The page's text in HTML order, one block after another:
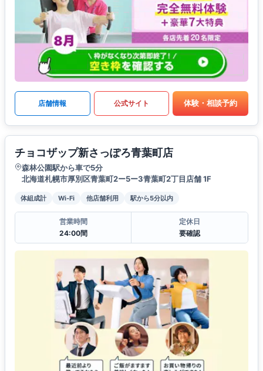
店舗情報 公式サイト 体験・相談予約
チョコザップ新さっぽろ青葉町店
森林公園駅から車で5分
北海道札幌市厚別区青葉町2ー5ー3青葉町2丁目店舗 1F
体組成計 Wi-Fi 他店舗利用 駅から5分以内
営業時間
24:00間
定休日
要確認